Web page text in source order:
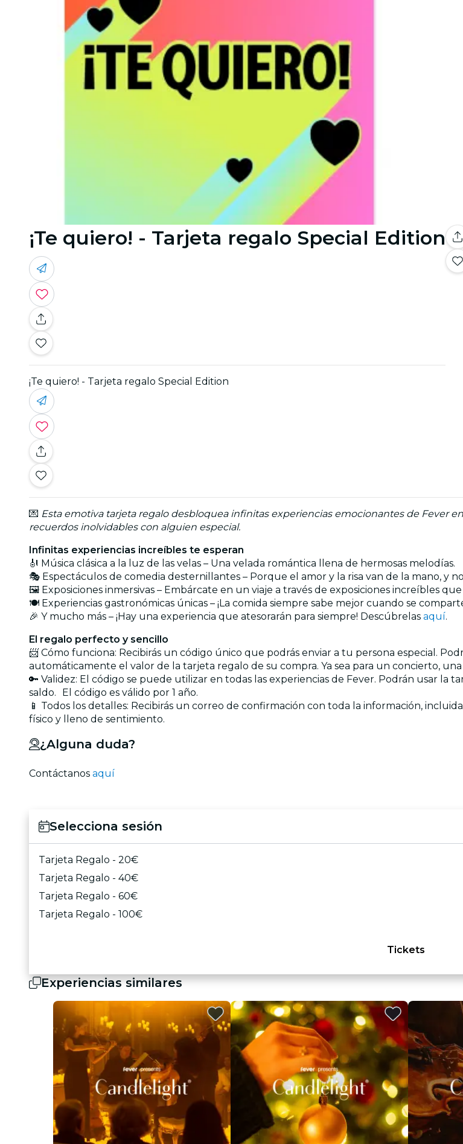
¡Te quiero! - Tarjeta regalo Special Edition
¡Te quiero! - Tarjeta regalo Special Edition
💌 Esta emotiva tarjeta regalo desbloquea infinitas experiencias emocionantes de Fever
recuerdos inolvidables con alguien especial.
Infinitas experiencias increíbles te esperan
🎻 Música clásica a la luz de las velas – Una velada romántica llena de hermosas melodías.
🎭 Espectáculos de comedia desternillantes – Porque el amor y la risa van de la mano, y
🖼️ Exposiciones inmersivas – Embárcate en un viaje a través de exposiciones increíbles
🍽️ Experiencias gastronómicas únicas – ¡La comida siempre sabe mejor cuando se
🎉 Y mucho más – ¡Hay una experiencia que atesorarán para siempre! Descúbrelas aquí.
El regalo perfecto y sencillo
📨 Cómo funciona: Recibirás un código único que podrás enviar a tu persona especial.
automáticamente el valor de la tarjeta regalo de su compra. Ya sea para un concierto,
🔑 Validez: El código se puede utilizar en todas las experiencias de Fever. Podrán usar la
saldo. El código es válido por 1 año.
📱 Todos los detalles: Recibirás un correo de confirmación con toda la información,
físico y lleno de sentimiento.
¿Alguna duda?
Contáctanos aquí
Selecciona sesión
Tarjeta Regalo - 20€
Tarjeta Regalo - 40€
Tarjeta Regalo - 60€
Tarjeta Regalo - 100€
Tickets
Experiencias similares